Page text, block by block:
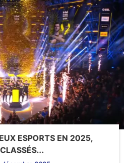
ESPORTS EN 2025,
CLASSÉS...